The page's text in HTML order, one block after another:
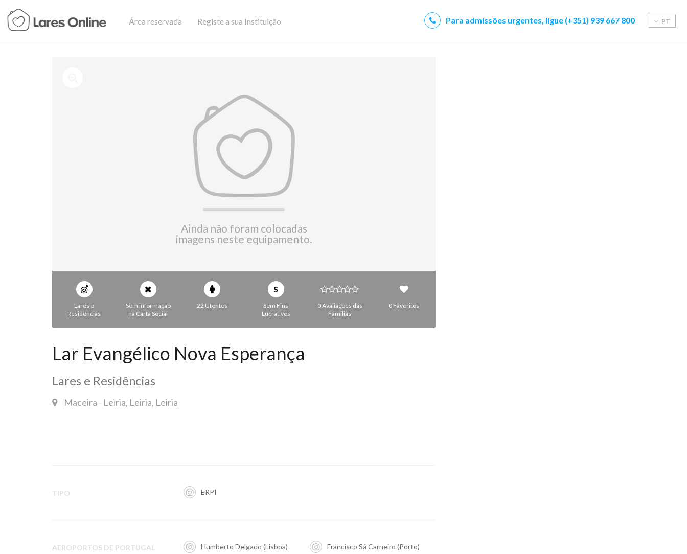
Área reservada Registe a sua Instituição PT
Para admissões urgentes, ligue (+351) 939 667 800
Ainda não foram colocadas
imagens neste equipamento.
Lares e
Residências
Sem informação
na Carta Social
22 Utentes
S
Sem Fins
Lucrativos
0 Avaliações das
Familias
0 Favoritos
Lar Evangélico Nova Esperança
Lares e Residências
Maceira - Leiria, Leiria, Leiria
TIPO ERPI
AEROPORTOS DE PORTUGAL
Humberto Delgado (Lisboa)
Francisco Sá Carneiro (Porto)